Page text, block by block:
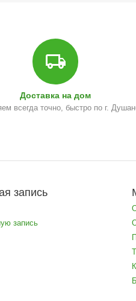
Доставка на дом
всегда точно, быстро по г.
запись
запись